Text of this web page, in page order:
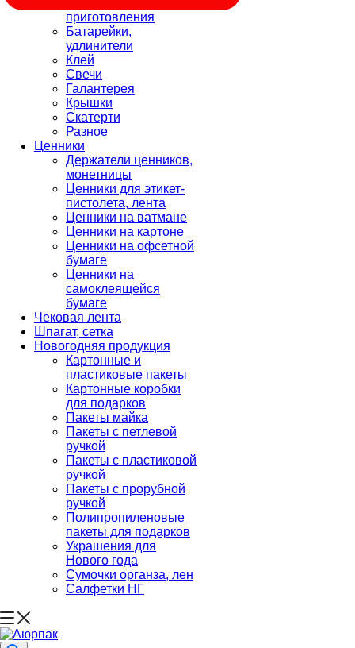
приготовления
Батарейки,
удлинители
Клей
Свечи
Галантерея
Крышки
Скатерти
Разное
Ценники
Держатели ценников,
монетницы
Ценники для этикет-
пистолета, лента
Ценники на ватмане
Ценники на картоне
Ценники на офсетной
бумаге
Ценники на
самоклеящейся
бумаге
Чековая лента
Шпагат, сетка
Новогодняя продукция
Картонные и
пластиковые пакеты
Картонные коробки
для подарков
Пакеты майка
Пакеты с петлевой
ручкой
Пакеты с пластиковой
ручкой
Пакеты с прорубной
ручкой
Полипропиленовые
пакеты для подарков
Украшения для
Нового года
Сумочки органза, лен
Салфетки НГ